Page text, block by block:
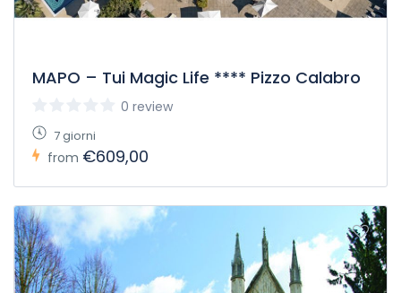
MAPO – Tui Magic Life **** Pizzo Calabro
0 review
7 giorni
from €609,00